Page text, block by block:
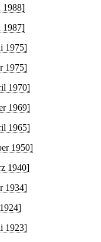
1988]
1987]
1975]
1975]
1970]
1969]
1965]
1950]
1940]
1934]
1923]